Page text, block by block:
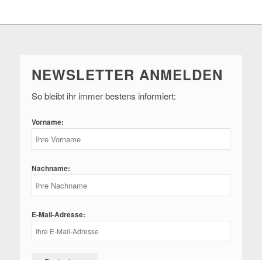
NEWSLETTER ANMELDEN
So bleibt ihr immer bestens informiert:
Vorname:
Nachname:
E-Mail-Adresse: